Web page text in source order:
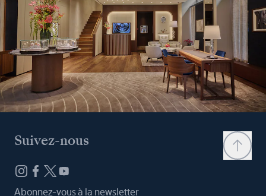
Suivez-nous
Abonnez-vous à la newsletter